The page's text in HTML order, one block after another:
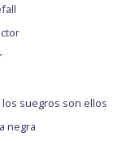
los suegros son ellos
negra